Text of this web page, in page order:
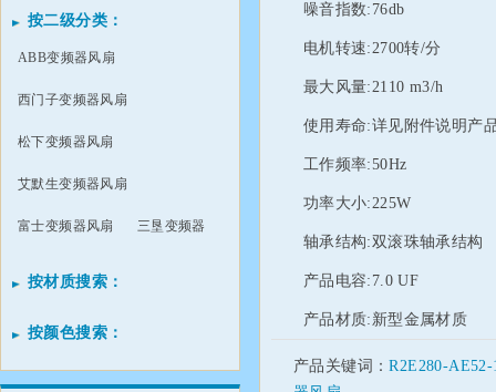
按二级分类：
ABB变频器风扇
西门子变频器风扇
松下变频器风扇
艾默生变频器风扇
富士变频器风扇 三垦变频器
按材质搜索：
按颜色搜索：
噪音指数:76db
电机转速:2700转/分
最大风量:2110 m3/h
使用寿命:详见附件说明产品
工作频率:50Hz
功率大小:225W
轴承结构:双滚珠轴承结构
产品电容:7.0 UF
产品材质:新型金属材质
产品关键词：R2E280-